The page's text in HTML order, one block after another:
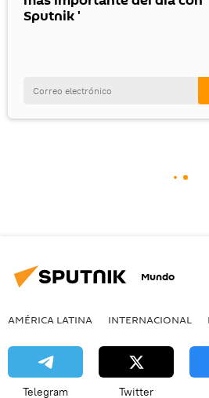
Sputnik '
Mundo
AMÉRICA LATINA INTERNACIONAL
Telegram Twitter